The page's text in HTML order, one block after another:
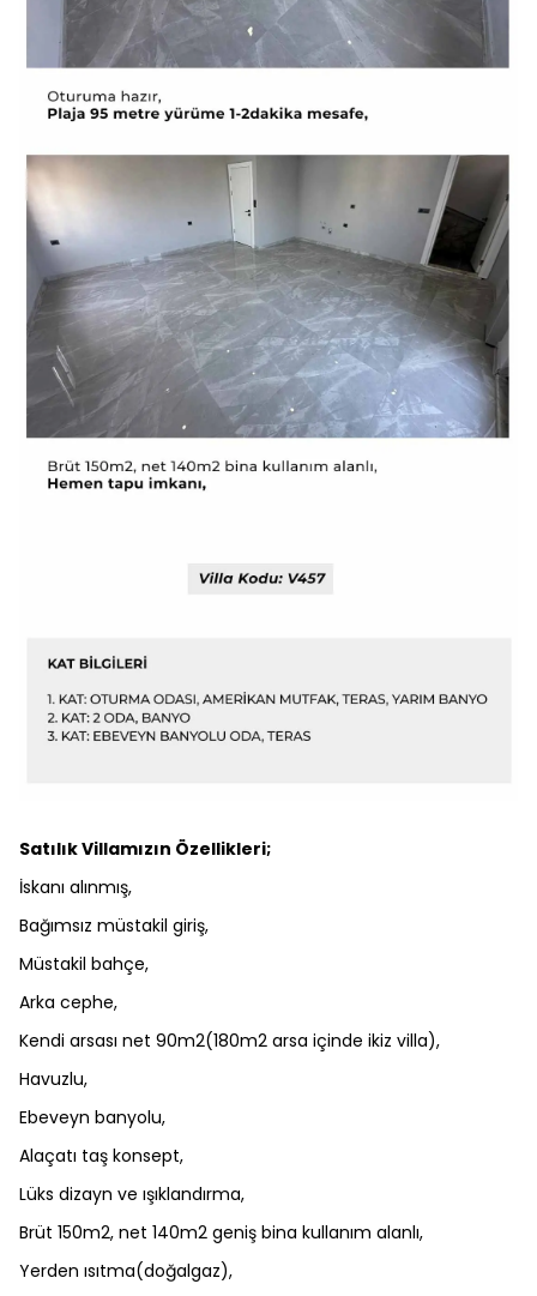
Satılık Villamızın Özellikleri;
İskanı alınmış,
Bağımsız müstakil giriş,
Müstakil bahçe,
Arka cephe,
Kendi arsası net 90m2(180m2 arsa içinde ikiz villa),
Havuzlu,
Ebeveyn banyolu,
Alaçatı taş konsept,
Lüks dizayn ve ışıklandırma,
Brüt 150m2, net 140m2 geniş bina kullanım alanlı,
Yerden ısıtma(doğalgaz),